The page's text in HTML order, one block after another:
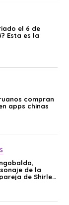
el 6 de
Esta es la
compran
apps chinas
de la
de Shirley